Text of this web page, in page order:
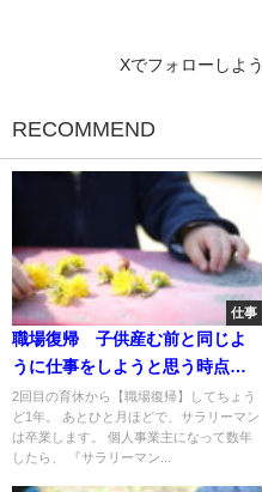
Xでフォローしよう
RECOMMEND
仕事
職場復帰 子供産む前と同じよ
うに仕事をしようと思う時点で
無理
2回目の育休から【職場復帰】してちょう
ど1年。 あとひと月ほどで、サラリーマン
は卒業します。 個人事業主になって数年
したら、 『サラリーマン...